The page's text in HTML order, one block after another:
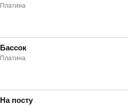
Платина
Бассок
Платина
На посту